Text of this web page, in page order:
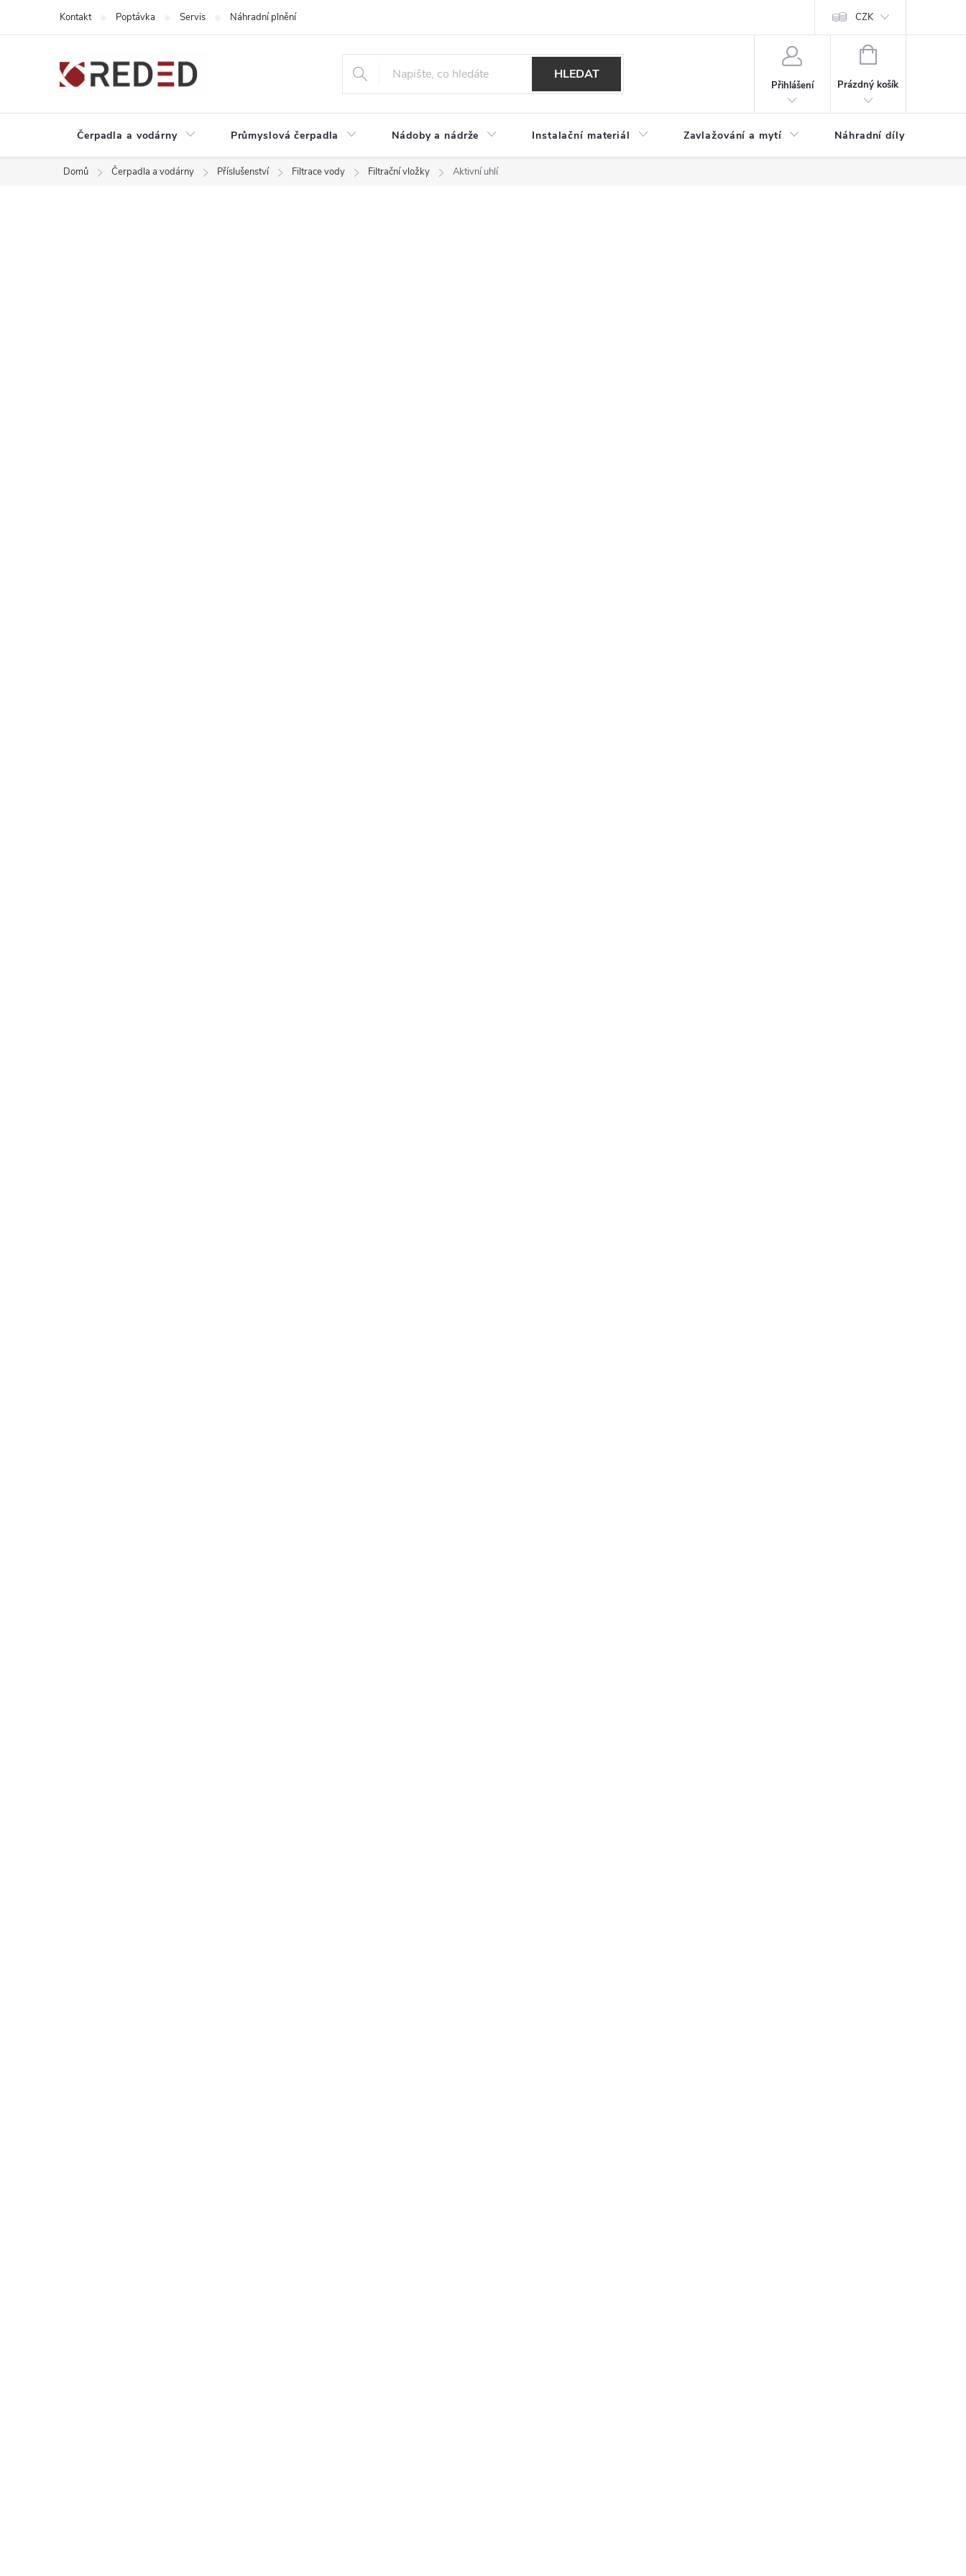
Kontakt Poptávka Servis Náhradní plnění CZK
HLEDAT
Přihlášení
NÁKUPNÍ
Prázdný košík
Čerpadla a vodárny Průmyslová čerpadla Nádoby a nádrže Instalační materiál Zavlažování a mytí Náhradní díly
Domů Čerpadla a vodárny Příslušenství Filtrace vody Filtrační vložky Aktivní uhlí